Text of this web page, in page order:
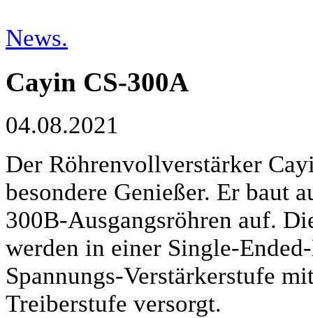
News.
Cayin CS-300A
04.08.2021
Der Röhrenvollverstärker
besondere Genießer. Er baut
300B-Ausgangsröhren auf.
werden in einer Single-
Spannungs-Verstärkerstufe
Treiberstufe versorgt.